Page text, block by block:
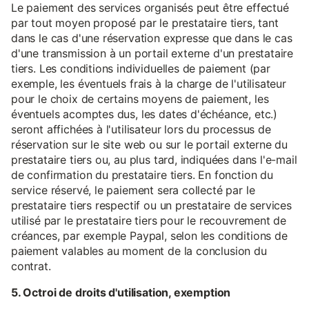
Le paiement des services organisés peut être effectué
par tout moyen proposé par le prestataire tiers, tant
dans le cas d'une réservation expresse que dans le cas
d'une transmission à un portail externe d'un prestataire
tiers. Les conditions individuelles de paiement (par
exemple, les éventuels frais à la charge de l'utilisateur
pour le choix de certains moyens de paiement, les
éventuels acomptes dus, les dates d'échéance, etc.)
seront affichées à l'utilisateur lors du processus de
réservation sur le site web ou sur le portail externe du
prestataire tiers ou, au plus tard, indiquées dans l'e-mail
de confirmation du prestataire tiers. En fonction du
service réservé, le paiement sera collecté par le
prestataire tiers respectif ou un prestataire de services
utilisé par le prestataire tiers pour le recouvrement de
créances, par exemple Paypal, selon les conditions de
paiement valables au moment de la conclusion du
contrat.
5. Octroi de droits d'utilisation, exemption